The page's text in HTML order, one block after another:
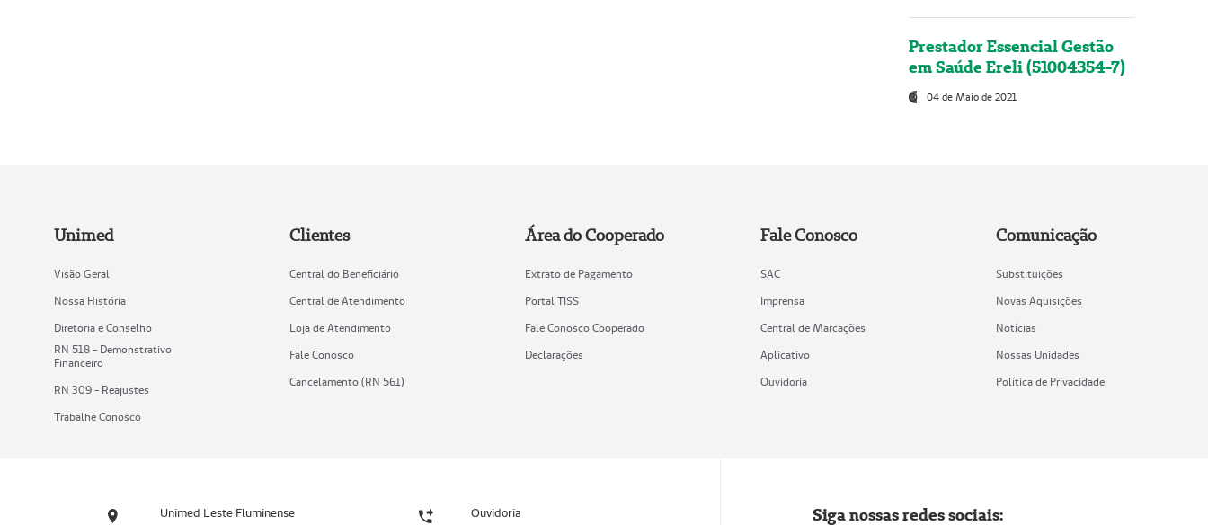
Prestador Essencial Gestão
em Saúde Ereli (51004354-7)
04 de Maio de 2021
Unimed
Visão Geral
Nossa História
Diretoria e Conselho
RN 518 - Demonstrativo
Financeiro
RN 309 - Reajustes
Trabalhe Conosco
Clientes
Central do Beneficiário
Central de Atendimento
Loja de Atendimento
Fale Conosco
Cancelamento (RN 561)
Área do Cooperado
Extrato de Pagamento
Portal TISS
Fale Conosco Cooperado
Declarações
Fale Conosco
SAC
Imprensa
Central de Marcações
Aplicativo
Ouvidoria
Comunicação
Substituições
Novas Aquisições
Notícias
Nossas Unidades
Política de Privacidade
Unimed Leste Fluminense Ouvidoria Siga nossas redes sociais: